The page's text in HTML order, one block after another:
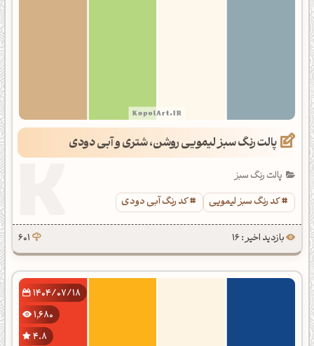
پالت رنگ سبز لیمویی روشن، شتری و آبی دودی
پالت رنگ سبز
کد رنگ سبز لیمویی
کد رنگ آبی دودی
بازدید اخیر : 16 601
1404/07/18
1,680
4.8